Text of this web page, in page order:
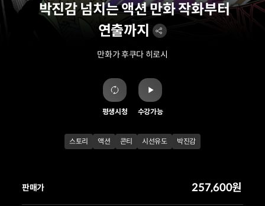
박진감 넘치는 액션 만화 작화부터
연출까지
만화가 후쿠다 히로시
평생시청 수강가능
스토리 액션 콘티 시선유도 박진감
판매가 257,600원